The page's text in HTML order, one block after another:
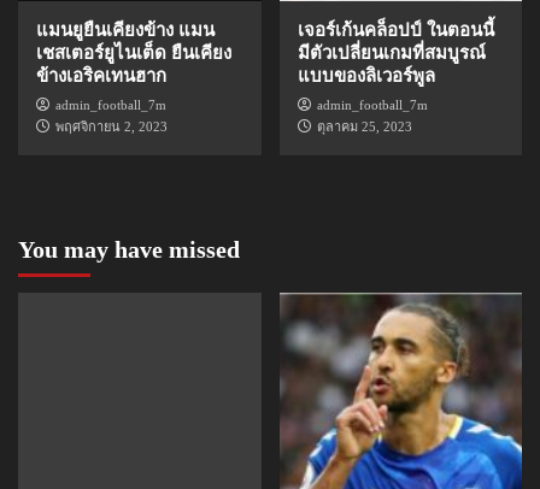
แมนยูยืนเคียงข้าง แมน
เชสเตอร์ยูไนเต็ด ยืนเคียง
ข้างเอริคเทนฮาก
admin_football_7m
พฤศจิกายน 2, 2023
เจอร์เก้นคล็อปป์ ในตอนนี้
มีตัวเปลี่ยนเกมที่สมบูรณ์
แบบของลิเวอร์พูล
admin_football_7m
ตุลาคม 25, 2023
You may have missed